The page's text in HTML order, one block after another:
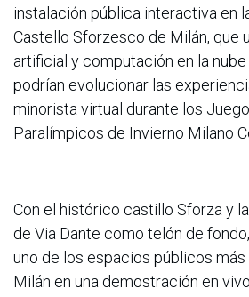
instalación pública interactiva en
Castello Sforzesco de Milán, que
artificial y computación en la
podrían evolucionar las
minorista virtual durante los
Paralímpicos de Invierno Milano
Con el histórico castillo Sforza y
de Via Dante como telón de
uno de los espacios públicos
Milán en una demostración en